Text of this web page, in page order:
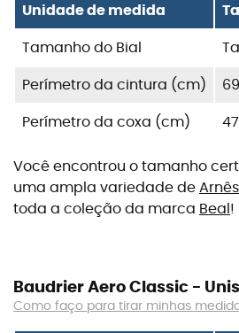
Unidade de medida
Tamanho do Bial
Perímetro da cintura (cm)
Perímetro da coxa (cm)
Você encontrou o tamanho
uma ampla variedade de
toda a coleção da marca Beal !
Baudrier Aero Classic -
Como faço para tirar minhas